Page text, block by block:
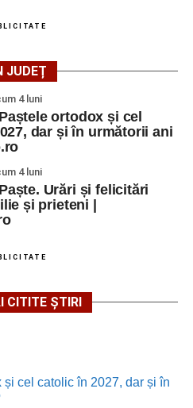
JUDEȚ
4 luni
ortodox și cel
dar și în următorii ani
4 luni
Urări și felicitări
și prieteni |
CITITE ȘTIRI
cel catolic în 2027, dar și în